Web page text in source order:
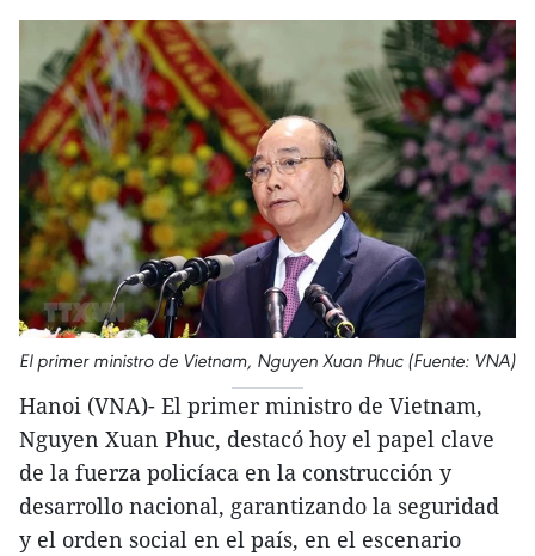
El primer ministro de Vietnam, Nguyen Xuan Phuc (Fuente: VNA)
Hanoi (VNA)- El primer ministro de Vietnam,
Nguyen Xuan Phuc, destacó hoy el papel clave
de la fuerza policíaca en la construcción y
desarrollo nacional, garantizando la seguridad
y el orden social en el país, en el escenario